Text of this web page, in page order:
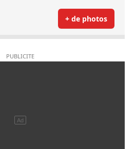
+ de photos